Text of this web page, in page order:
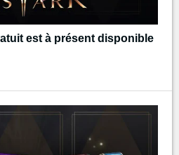
est à présent disponible